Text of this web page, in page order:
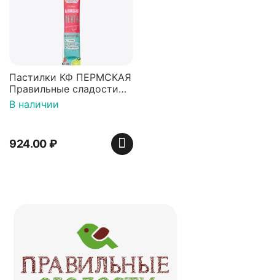
Пастилки КФ ПЕРМСКАЯ
Правильные сладости
Малиновая лента, 15 г -
10 шт.
В наличии
924.00₽